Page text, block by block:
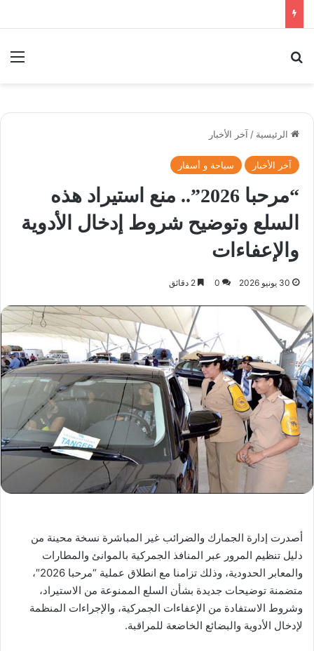
الرئيسية / آخر الأخبار
آخر الأخبار سياحة و أسفار
“مرحبا 2026”.. منع استيراد هذه
السلع وتوضيح شروط إدخال الأدوية
والإعفاءات
30 يونيو 2026 0
أصدرت إدارة الجمارك والضرائب غير المباشرة نسخة محينة من
دليل تنظيم المرور عبر المنافذ الجمركية بالموانئ والمطارات
والمعابر الحدودية، وذلك تزامنا مع انطلاق عملية “مرحبا 2026″،
متضمنة توضيحات جديدة بشأن السلع الممنوعة من الاستيراد،
وشروط الاستفادة من الإعفاءات الجمركية، والإجراءات المنظمة
لإدخال الأدوية والبضائع الخاضعة للمراقبة.